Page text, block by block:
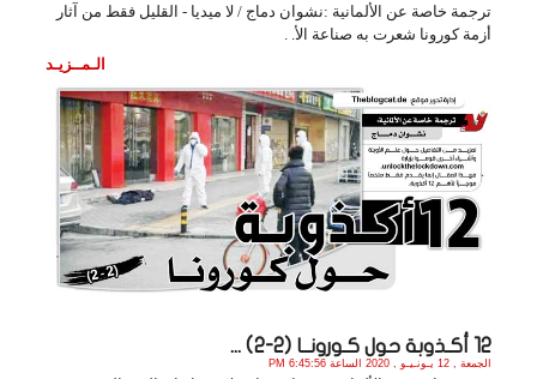
ترجمة خاصة عن الألمانية :نشوان دماج / لا ميديا - القليل فقط من آثار
أزمة كورونا شعرت به صناعة الأ. .
الـمــزيـد
12 أكـذوبة حول كـورونــا (2-2) ...
الجمعة , 12 يـونـيـو , 2020 الساعة 6:45:56 PM